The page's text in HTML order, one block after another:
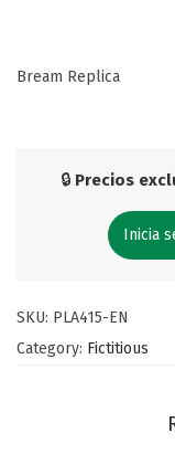
Bream Replica
🔒 Precios
Inicia
SKU: PLA415-EN
Category: Fictitious